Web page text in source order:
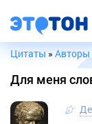
Цитаты » Авторы
Для меня